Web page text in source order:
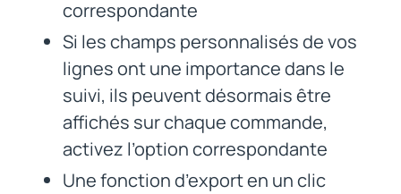
correspondante
Si les champs personnalisés de vos
lignes ont une importance dans le
suivi, ils peuvent désormais être
affichés sur chaque commande,
activez l’option correspondante
Une fonction d’export en un clic